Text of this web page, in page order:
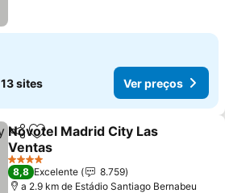
13 sites Ver preços
PartilharAdicionar aos favoritos
Novotel Madrid City Las
Ventas
Ver preços
4 Estrelas
8,8 Excelente
8.759
a 2.9 km de Estádio Santiago Bernabeu